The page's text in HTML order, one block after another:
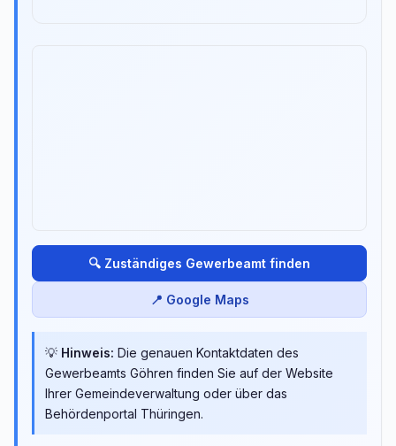
🔍 Zuständiges Gewerbeamt finden
📍 Google Maps
💡 Hinweis: Die genauen Kontaktdaten des
Gewerbeamts Göhren finden Sie auf der Website
Ihrer Gemeindeverwaltung oder über das
Behördenportal Thüringen.